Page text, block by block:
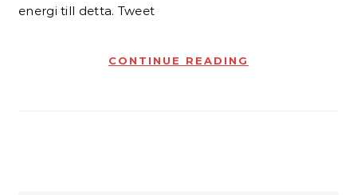
energi till detta. Tweet
CONTINUE READING